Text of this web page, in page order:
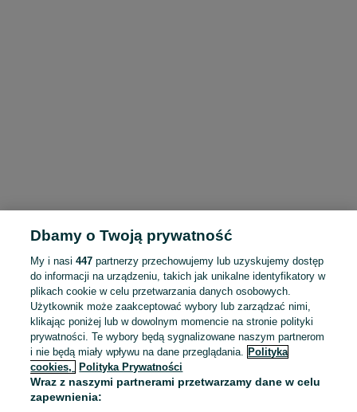
To ogłoszenie nie jest już dostępne
Dbamy o Twoją prywatność
My i nasi447 partnerzy przechowujemy lub uzyskujemy dostęp
do informacji na urządzeniu, takich jak unikalne identyfikatory w
plikach cookie w celu przetwarzania danych osobowych.
Użytkownik może zaakceptować wybory lub zarządzać nimi,
klikając poniżej lub w dowolnym momencie na stronie polityki
prywatności. Te wybory będą sygnalizowane naszym partnerom
i nie będą miały wpływu na dane przeglądania. Polityka
cookies,
Polityka Prywatności
Wraz z naszymi partnerami przetwarzamy dane w celu
zapewnienia: